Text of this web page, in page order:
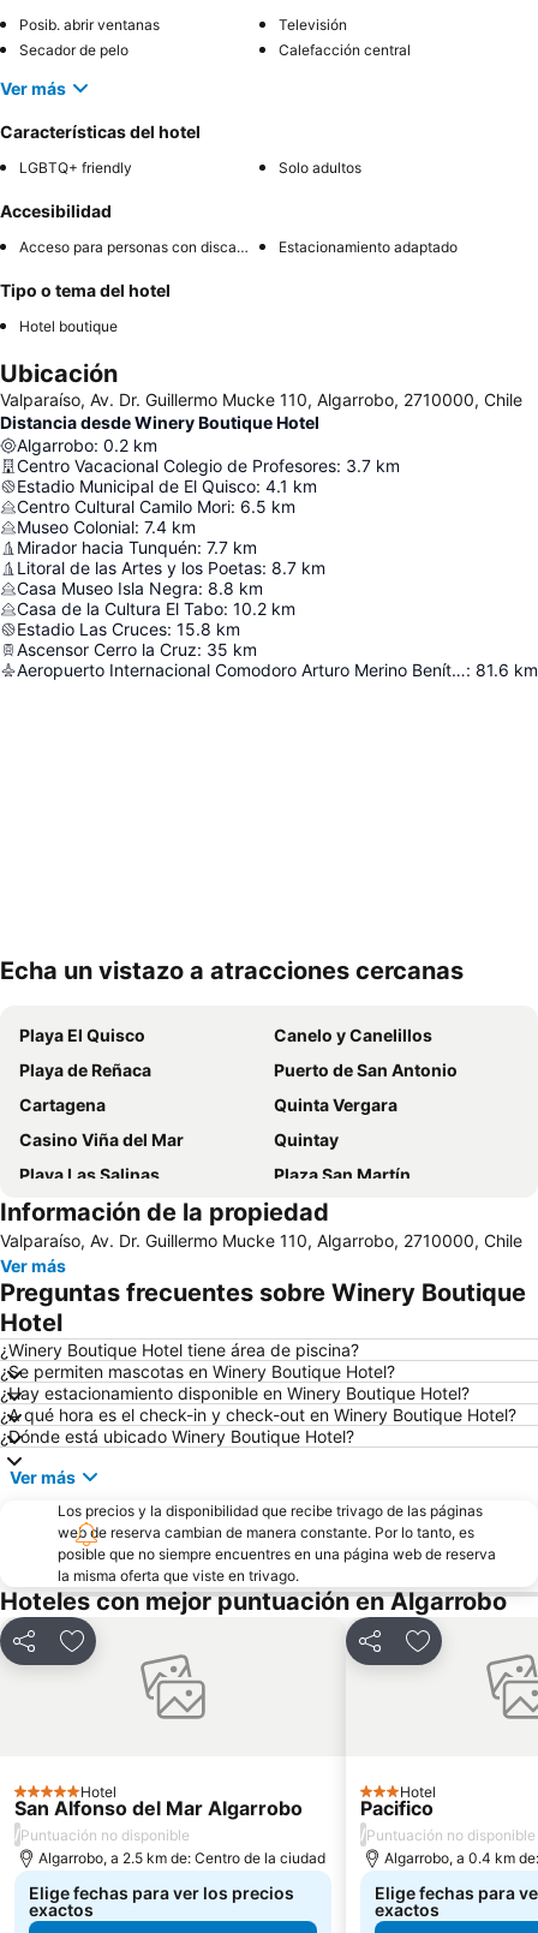
Posib. abrir ventanas
Televisión
Secador de pelo
Calefacción central
Ver más
Características del hotel
LGBTQ+ friendly Solo adultos
Accesibilidad
Acceso para personas con discapacidad Estacionamiento adaptado
Tipo o tema del hotel
Hotel boutique
Ubicación
Valparaíso, Av. Dr. Guillermo Mucke 110, Algarrobo, 2710000, Chile
Distancia desde Winery Boutique Hotel
Algarrobo: 0.2 km
Centro Vacacional Colegio de Profesores: 3.7 km
Estadio Municipal de El Quisco: 4.1 km
Centro Cultural Camilo Mori: 6.5 km
Museo Colonial: 7.4 km
Mirador hacia Tunquén: 7.7 km
Litoral de las Artes y los Poetas: 8.7 km
Casa Museo Isla Negra: 8.8 km
Casa de la Cultura El Tabo: 10.2 km
Estadio Las Cruces: 15.8 km
Ascensor Cerro la Cruz: 35 km
Aeropuerto Internacional Comodoro Arturo Merino Benítez: 81.6 km
Echa un vistazo a atracciones cercanas
Playa El Quisco
Canelo y Canelillos
Playa de Reñaca
Puerto de San Antonio
Cartagena
Quinta Vergara
Casino Viña del Mar
Quintay
Playa Las Salinas
Plaza San Martín
Estadio Sausalito
Avenida Libertad
Mall Marina Arauco
Cerro Alegre
Valparaíso Sporting Club
Jardín Botánico
Festival Internacional de la Canción
Plaza Sotomayor
Universidad Técnica Federico Santa María
Playa Acapulco
Teatro Municipal
Playa Cochoa
Miramar
Plaza José Francisco Vergara
Caleta Abarca
Playa el Sol
Club Viña del Mar
Muelle Vergara
Aeropuerto Viña del Mar
Laguna Sausalito
Casa Museo de Pablo Neruda
Las Salinas
Iglesia Santa Teresita
Plaza Libertador Bernardo OHiggins
Arco Británico
Islote Peñablanca
Pablo Neruda
El Encanto
Información de la propiedad
Valparaíso, Av. Dr. Guillermo Mucke 110, Algarrobo, 2710000, Chile
Ver más
Preguntas frecuentes sobre Winery Boutique
Hotel
¿Winery Boutique Hotel tiene área de piscina?
¿Se permiten mascotas en Winery Boutique Hotel?
¿Hay estacionamiento disponible en Winery Boutique Hotel?
¿A qué hora es el check-in y check-out en Winery Boutique Hotel?
¿Dónde está ubicado Winery Boutique Hotel?
Ver más
Los precios y la disponibilidad que recibe trivago de las páginas
web de reserva cambian de manera constante. Por lo tanto, es
posible que no siempre encuentres en una página web de reserva
la misma oferta que viste en trivago.
Hoteles con mejor puntuación en Algarrobo
CompartirAgregar a favoritos
5 EstrellasHotel
San Alfonso del Mar Algarrobo
/Puntuación no disponible
Algarrobo, a 2.5 km de: Centro de la ciudad
Elige fechas para ver los precios
exactos
CompartirAgregar a
3 Estrellas
Hotel
Pacifico
/Puntuación no disponible
Algarrobo, a 0.4 km
Elige fechas para
exactos